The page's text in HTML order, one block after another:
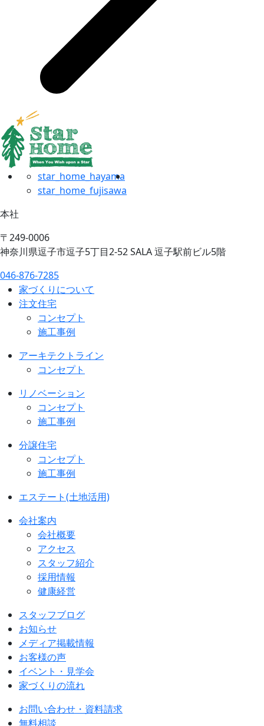
star_home_hayama
star_home_fujisawa
本社
〒249-0006
神奈川県逗子市逗子5丁目2-52 SALA 逗子駅前ビル5階
046-876-7285
家づくりについて
注文住宅
コンセプト
施工事例
アーキテクトライン
コンセプト
リノベーション
コンセプト
施工事例
分譲住宅
コンセプト
施工事例
エステート(土地活用)
会社案内
会社概要
アクセス
スタッフ紹介
採用情報
健康経営
スタッフブログ
お知らせ
メディア掲載情報
お客様の声
イベント・見学会
家づくりの流れ
お問い合わせ・資料請求
無料相談